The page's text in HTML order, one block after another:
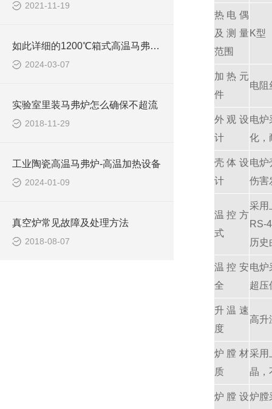
2021-11-19
如此详细的1200℃箱式高温马弗炉使用步骤及注意指南，赶紧收藏！
2024-03-07
实验室里装马弗炉怎么确保不超流
2018-11-29
工业陶瓷高温马弗炉-高温加热设备
2024-01-09
真空炉常见故障及处理方法
2018-08-07
热电偶
及测量
范围
K型
加热元
件
电阻
外观设
计
电炉
化，
壳体设
计
电炉
伤害
温控方
式
采用
RS-
历史
温控安
全
电炉
超压
升温速
度
高升
炉膛材
质
采用
晶，
炉膛设炉膛